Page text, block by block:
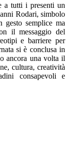
a tutti i presenti un
Rodari, simbolo
gesto semplice ma
il messaggio del
e barriere per
si è conclusa in
ancora una volta il
cultura, creatività
consapevoli e